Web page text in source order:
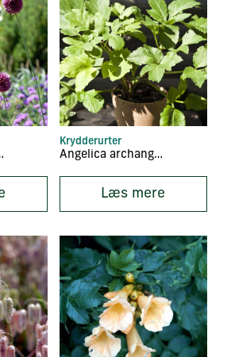
Krydderurter
Angelica archangelica
Læs mere